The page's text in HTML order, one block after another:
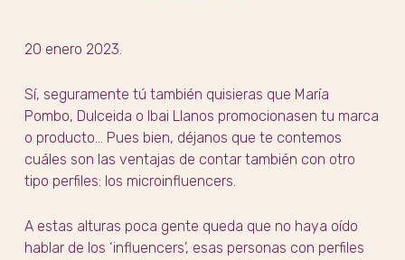
20 enero 2023.
Sí, seguramente tú también quisieras que María
Pombo, Dulceida o Ibai Llanos promocionasen tu marca
o producto… Pues bien, déjanos que te contemos
cuáles son las ventajas de contar también con otro
tipo perfiles: los microinfluencers.
A estas alturas poca gente queda que no haya oído
hablar de los ‘influencers’, esas personas con perfiles